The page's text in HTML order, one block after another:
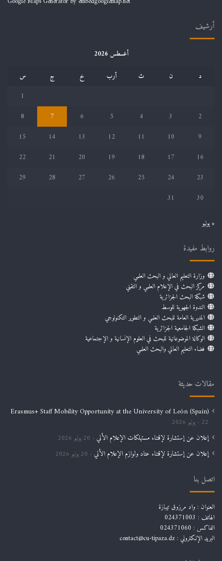
أرشيف
أغسطس 2026
د
ن ث أرب خ ج
س
1
2
3
4
5
6
7
8
9
10
11
12
13
14
15
16
17
18
19
20
21
22
23
24
25
26
27
28
29
30
31
« يوليو
روابط مفيدة
وزارة التعليم العالي و البحث العلمي
مركز البحث في الإعلام العلمي و التقني
شبكة البحث الجزائرية
الندوة الجهوية للوسط
المديرية العامة للبحث العلمي و التطوير التكنولوجي
الشبكة الجامعية الجزائرية
الوكالة الموضوعاتية للبحث في العلوم الإنسانية و الإجتماعية
فضاء التعليم العالي والبحث العلمي
مقالات حديثة
Erasmus+ Staff Mobility Opportunity at the University of León (Spain)
22 يوليو 2026
إعلان عن إستشارة لإقتناء مستهلكات الإعلام الألي 20 يوليو 2026
إعلان عن إستشارة لإقتناء عتاد ولوازم الإعلام الألي 20 يوليو 2026
اتصل بنا
العنوان : واد مرزوق تيبازة
الهاتف : 024371003
الفاكس : 024371060
البريد الإلكتروني : contact@cu-tipaza.dz